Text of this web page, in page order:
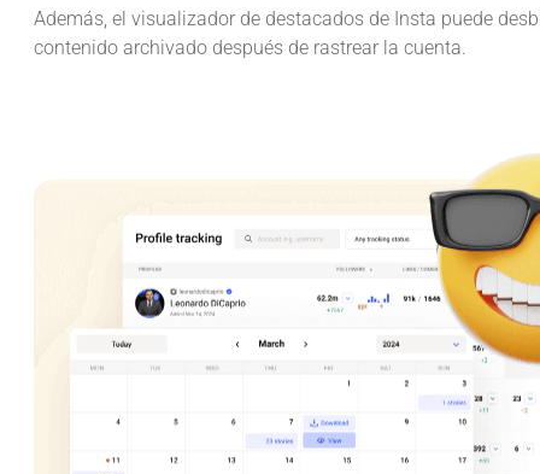
Además, el visualizador de destacados de Insta puede
contenido archivado después de rastrear la cuenta.